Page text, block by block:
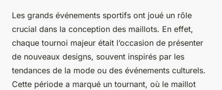
Les grands événements sportifs ont joué un rôle
crucial dans la conception des maillots. En effet,
chaque tournoi majeur était l’occasion de présenter
de nouveaux designs, souvent inspirés par les
tendances de la mode ou des événements culturels.
Cette période a marqué un tournant, où le maillot